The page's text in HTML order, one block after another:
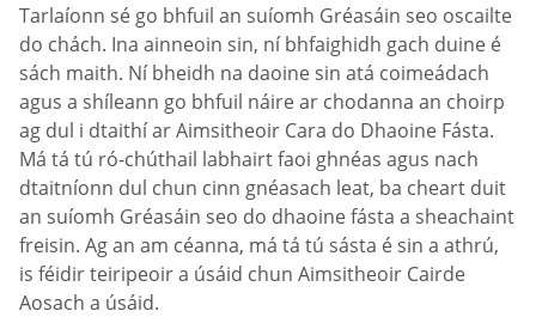
Tarlaíonn sé go bhfuil an suíomh Gréasáin seo oscailte
do chách. Ina ainneoin sin, ní bhfaighidh gach duine é
sách maith. Ní bheidh na daoine sin atá coimeádach
agus a shíleann go bhfuil náire ar chodanna an choirp
ag dul i dtaithí ar Aimsitheoir Cara do Dhaoine Fásta.
Má tá tú ró-chúthail labhairt faoi ghnéas agus nach
dtaitníonn dul chun cinn gnéasach leat, ba cheart duit
an suíomh Gréasáin seo do dhaoine fásta a sheachaint
freisin. Ag an am céanna, má tá tú sásta é sin a athrú,
is féidir teiripeoir a úsáid chun Aimsitheoir Cairde
Aosach a úsáid.